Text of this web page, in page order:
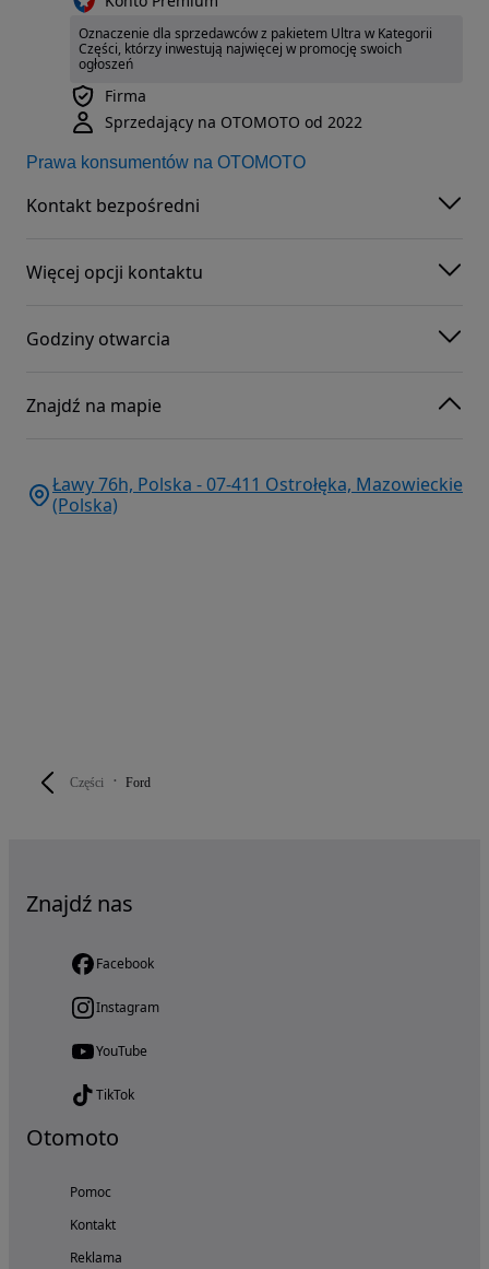
Części Ford
Oznaczenie dla sprzedawców z pakietem Ultra w Kategorii
Części, którzy inwestują najwięcej w promocję swoich
ogłoszeń
Firma
Sprzedający na OTOMOTO od 2022
Prawa konsumentów na OTOMOTO
Kontakt bezpośredni
Więcej opcji kontaktu
Godziny otwarcia
Znajdź na mapie
Ławy 76h, Polska - 07-411 Ostrołęka, Mazowieckie
(Polska)
Znajdź nas
Facebook
Instagram
YouTube
TikTok
Otomoto
Pomoc
Kontakt
Reklama